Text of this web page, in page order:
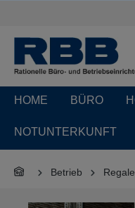
HOME BÜRO
NOTUNTERKUNFT
Betrieb Regale